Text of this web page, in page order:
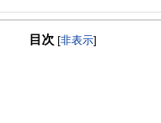
iDeCoをはじめとした運用にまつわ
目次 [非表示]